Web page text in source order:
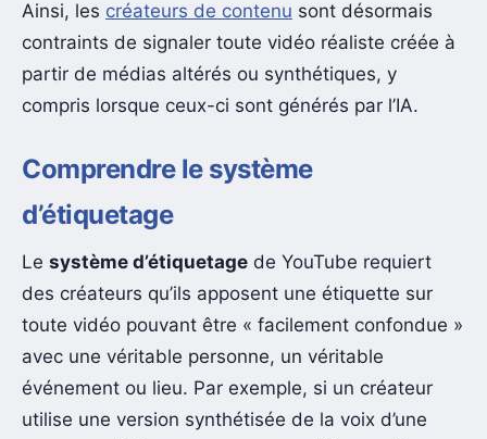
Ainsi, les créateurs de contenu sont désormais
contraints de signaler toute vidéo réaliste créée à
partir de médias altérés ou synthétiques, y
compris lorsque ceux-ci sont générés par l’IA.
Comprendre le système
d’étiquetage
Le système d’étiquetage de YouTube requiert
des créateurs qu’ils apposent une étiquette sur
toute vidéo pouvant être « facilement confondue »
avec une véritable personne, un véritable
événement ou lieu. Par exemple, si un créateur
utilise une version synthétisée de la voix d’une